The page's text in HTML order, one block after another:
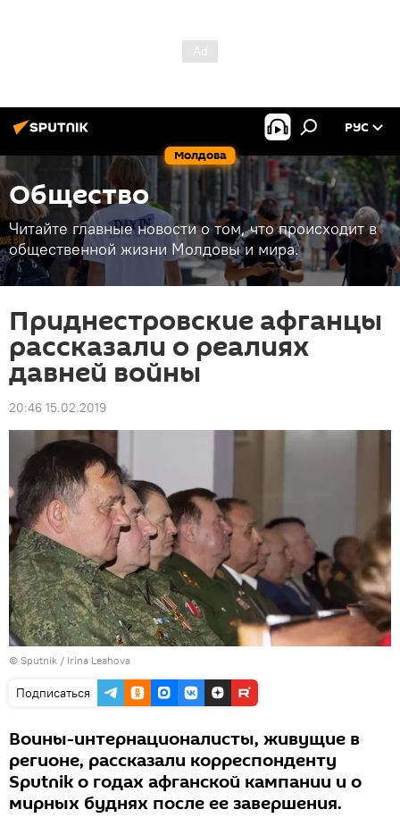
Молдова
РУС
Общество
Читайте главные новости о том, что происходит в
общественной жизни Молдовы и мира.
Приднестровские афганцы
рассказали о реалиях
давней войны
20:46 15.02.2019
© Sputnik / Irina Leahova
Подписаться
Воины-интернационалисты, живущие в
регионе, рассказали корреспонденту
Sputnik о годах афганской кампании и о
мирных буднях после ее завершения.